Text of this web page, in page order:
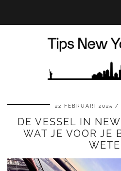
22 FEBRUARI 2025
DE VESSEL IN
WAT JE VOOR JE